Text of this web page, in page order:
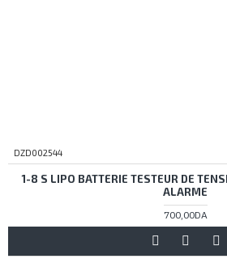
DZD002544
1-8 S LIPO BATTERIE TESTEUR DE
ALARME
700,00DA